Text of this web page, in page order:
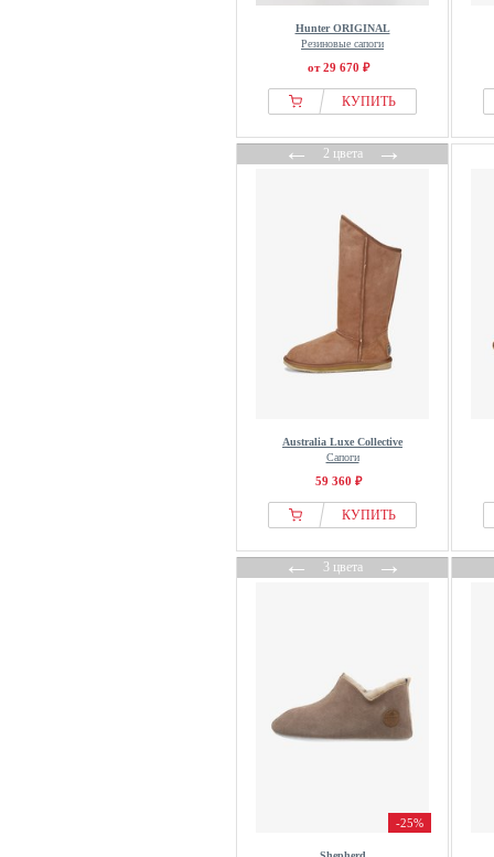
Hunter ORIGINAL
Резиновые сапоги
от 29 670 ₽
КУПИТЬ
←2 цвета→
Australia Luxe Collective
Сапоги
59 360 ₽
КУПИТЬ
←3 цвета→
-25%